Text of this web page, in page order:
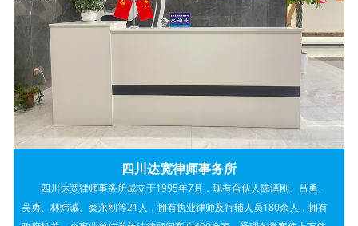
师服务收费行为，保障自
然人、法人或其他组织的
合法权益，根据《国家发
展和改革委员会关于放开
四川达宽律师事务所
四川达宽律师事务所成立于1995年7月，现有合伙人陈泽刚、吕勇、
吴勇、林炜诚、秦永刚等21人，拥有执业律师及行辅人员180余人，拥有